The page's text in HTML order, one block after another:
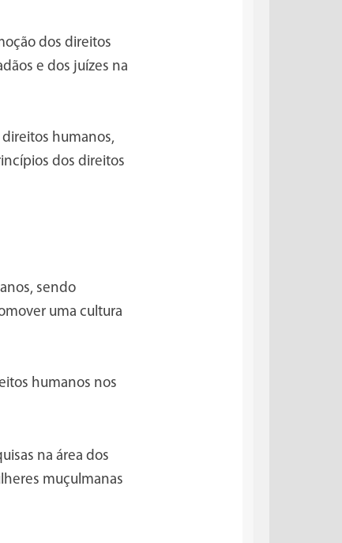
dos direitos
e dos juízes na
humanos,
dos direitos
sendo
uma cultura
humanos nos
na área dos
muçulmanas